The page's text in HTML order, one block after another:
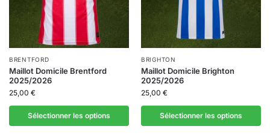
BRENTFORD
Maillot Domicile Brentford
2025/2026
25,00 €
Sélectionner les options
BRIGHTON
Maillot Domicile Brighton
2025/2026
25,00 €
Sélectionner les options